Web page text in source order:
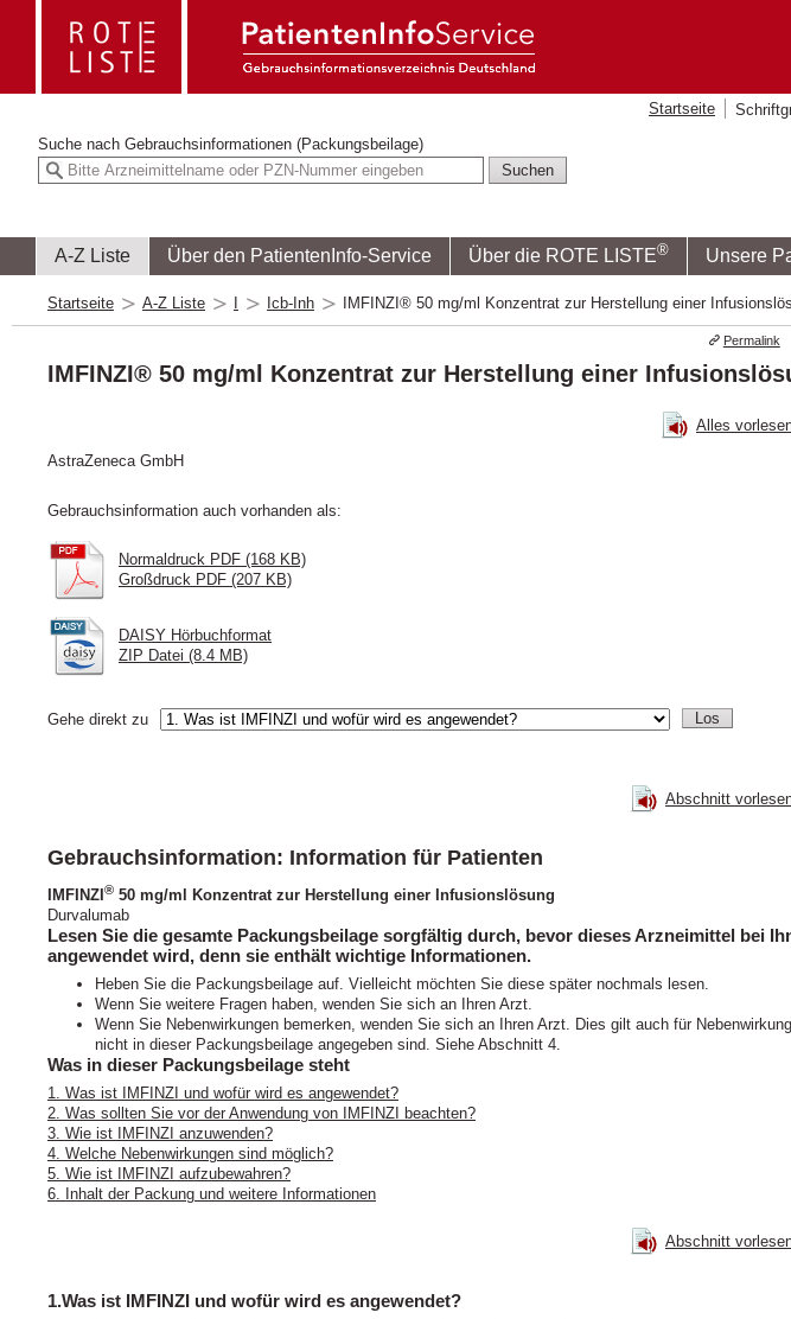
Suche nach Gebrauchsinformationen (Packungsbeilage)
A-Z Liste Über den PatientenInfo-Service Über die ROTE LISTE® Unsere
Startseite
Startseite A-Z Liste Icb-Inh IMFINZI® 50 mg/ml Konzentrat zur Herstellung einer
IMFINZI® 50 mg/ml Konzentrat zur Herstellung einer
Alles
AstraZeneca GmbH
Gebrauchsinformation auch vorhanden als:
Normaldruck PDF (168 KB)
Großdruck PDF (207 KB)
DAISY Hörbuchformat
ZIP Datei (8.4 MB)
Gehe direkt zu
Abschnitt
Gebrauchsinformation: Information für Patienten
IMFINZI ® 50 mg/ml Konzentrat zur Herstellung einer Infusionslösung
Durvalumab
Lesen Sie die gesamte Packungsbeilage sorgfältig durch, bevor dieses Arzneimittel bei
angewendet wird, denn sie enthält wichtige Informationen.
Heben Sie die Packungsbeilage auf. Vielleicht möchten Sie diese später nochmals lesen.
Wenn Sie weitere Fragen haben, wenden Sie sich an Ihren Arzt.
Wenn Sie Nebenwirkungen bemerken, wenden Sie sich an Ihren Arzt. Dies gilt auch für
nicht in dieser Packungsbeilage angegeben sind. Siehe Abschnitt 4.
Was in dieser Packungsbeilage steht
1. Was ist IMFINZI und wofür wird es angewendet?
2. Was sollten Sie vor der Anwendung von IMFINZI beachten?
3. Wie ist IMFINZI anzuwenden?
4. Welche Nebenwirkungen sind möglich?
5. Wie ist IMFINZI aufzubewahren?
6. Inhalt der Packung und weitere Informationen
Abschnitt
1.Was ist IMFINZI und wofür wird es angewendet?
Permalink